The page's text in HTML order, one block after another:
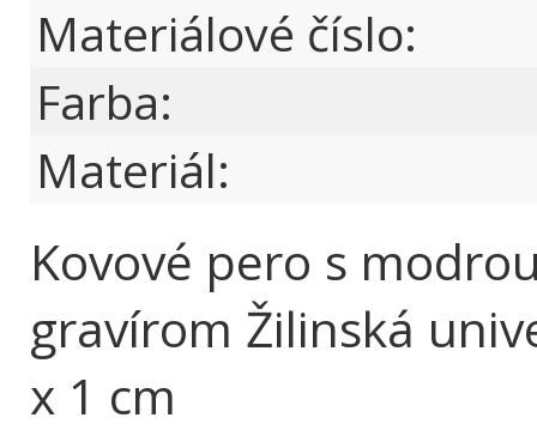
Materiálové číslo:
Farba:
Materiál:
Kovové pero s
gravírom Žilinská
x 1 cm